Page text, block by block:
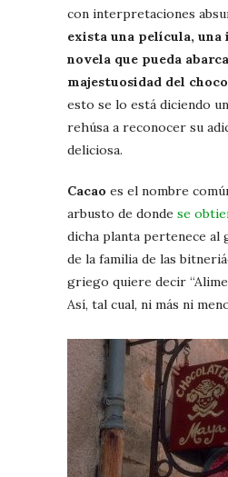
con interpretaciones
exista una película, una
novela que pueda
majestuosidad del
esto se lo está diciendo
rehúsa a reconocer su
deliciosa.
Cacao es el nombre
arbusto de donde se
dicha planta pertenece al
de la familia de las
griego quiere decir
Así, tal cual, ni más ni